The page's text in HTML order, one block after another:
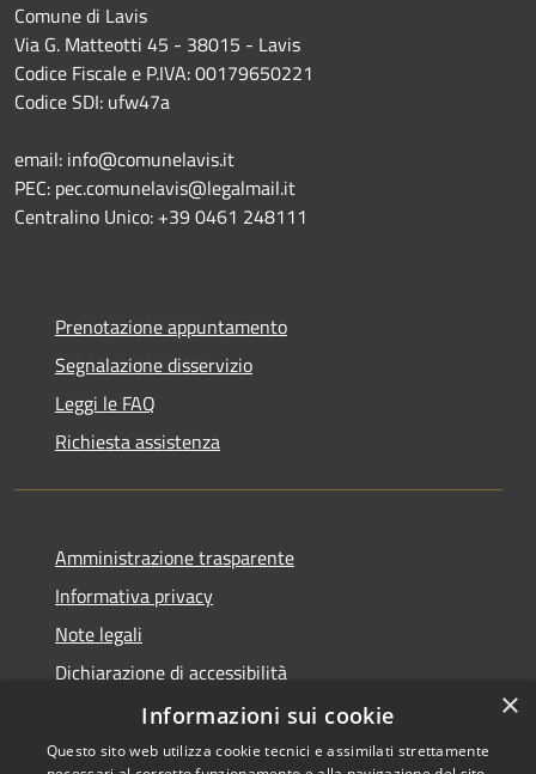
Comune di Lavis
Via G. Matteotti 45 - 38015 - Lavis
Codice Fiscale e P.IVA: 00179650221
Codice SDI: ufw47a
email: info@comunelavis.it
PEC: pec.comunelavis@legalmail.it
Centralino Unico: +39 0461 248111
Prenotazione appuntamento
Segnalazione disservizio
Leggi le FAQ
Richiesta assistenza
Amministrazione trasparente
Informativa privacy
Note legali
Dichiarazione di accessibilità
Informative Privacy
×
Informazioni sui cookie
Questo sito web utilizza cookie tecnici e assimilati strettamente